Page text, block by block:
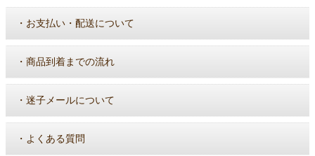
・ お支払い・配送について
・ 商品到着までの流れ
・ 迷子メールについて
・ よくある質問